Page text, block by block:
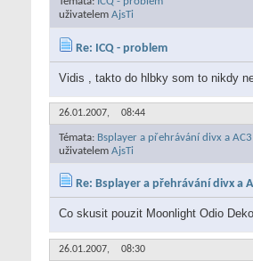
uživatelem AjsTi
Re: ICQ - problem
Vidis , takto do hlbky som to nikdy
26.01.2007, 08:44
Témata: Bsplayer a přehrávání divx a
uživatelem AjsTi
Re: Bsplayer a přehrávání divx a
Co skusit pouzit Moonlight Odio
26.01.2007, 08:30